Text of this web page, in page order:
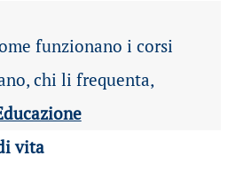
funzionano i corsi
chi li frequenta,